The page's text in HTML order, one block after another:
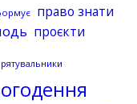
право знати
проєкти
рятувальники